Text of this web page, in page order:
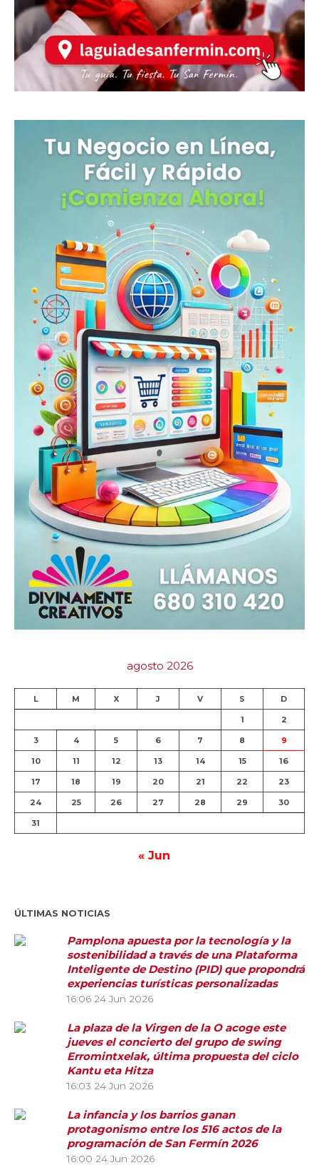
agosto 2026
L M X J V S D
1 2
3 4 5 6 7 8 9
10 11 12 13 14 15 16
17 18 19 20 21 22 23
24 25 26 27 28 29 30
31
« Jun
ÚLTIMAS NOTICIAS
Pamplona apuesta por la tecnología y la
sostenibilidad a través de una Plataforma
Inteligente de Destino (PID) que propondrá
experiencias turísticas personalizadas
16:06 24 Jun 2026
La plaza de la Virgen de la O acoge este
jueves el concierto del grupo de swing
Erromintxelak, última propuesta del ciclo
Kantu eta Hitza
16:03 24 Jun 2026
La infancia y los barrios ganan
protagonismo entre los 516 actos de la
programación de San Fermín 2026
16:00 24 Jun 2026